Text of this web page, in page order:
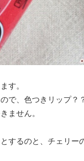
す。
で、色つきリップ？
ません。
するのと、チェリー